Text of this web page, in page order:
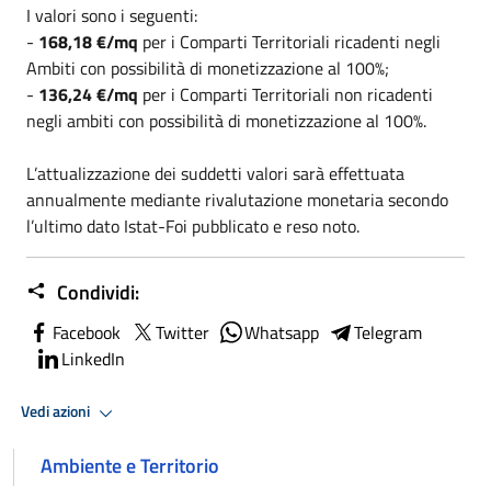
I valori sono i seguenti:
- 168,18 €/mq per i Comparti Territoriali ricadenti negli
Ambiti con possibilità di monetizzazione al 100%;
- 136,24 €/mq per i Comparti Territoriali non ricadenti
negli ambiti con possibilità di monetizzazione al 100%.
L’attualizzazione dei suddetti valori sarà effettuata
annualmente mediante rivalutazione monetaria secondo
l’ultimo dato Istat-Foi pubblicato e reso noto.
Condividi:
Facebook Twitter Whatsapp
Telegram
LinkedIn
Vedi azioni
Ambiente e Territorio